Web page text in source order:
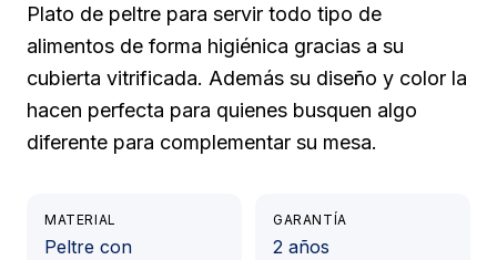
Plato de peltre para servir todo tipo de
alimentos de forma higiénica gracias a su
cubierta vitrificada. Además su diseño y color la
hacen perfecta para quienes busquen algo
diferente para complementar su mesa.
MATERIAL
Peltre con
GARANTÍA
2 años